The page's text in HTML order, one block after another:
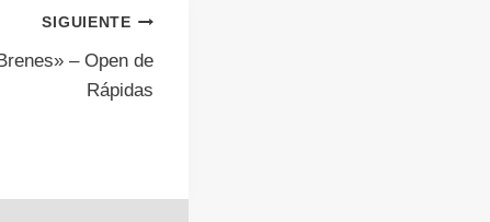
SIGUIENTE
– Open de
Rápidas